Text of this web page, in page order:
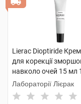
Lierac Dioptiride
для корекції
навколо очей 15 мл
Лабораторії Лієрак